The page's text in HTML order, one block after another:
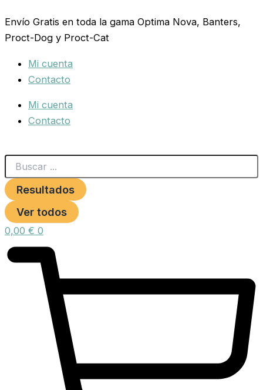
al
contenido
Envío Gratis en toda la gama Optima Nova, Banters,
Proct-Dog y Proct-Cat
Mi cuenta
Contacto
Mi cuenta
Contacto
...
Resultados
Ver todos
0,00 € 0
12
HUEVOS
AUTOMATICA